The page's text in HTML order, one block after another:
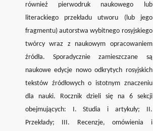
również pierwodruk naukowego lub
literackiego przekładu utworu (lub jego
fragmentu) autorstwa wybitnego rosyjskiego
twórcy wraz z naukowym opracowaniem
źródła. Sporadycznie zamieszczane są
naukowe edycje nowo odkrytych rosyjskich
tekstów źródłowych o istotnym znaczeniu
dla nauki. Rocznik dzieli się na 6 sekcji
obejmujących: I. Studia i artykuły; II.
Przekłady; III. Recenzje, omówienia i